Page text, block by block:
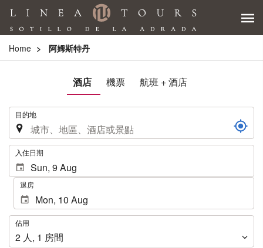
Home 阿姆斯特丹
酒店 機票 航班 + 酒店
. 目的地
. 入住日期
退房
佔
用
佔用
2 人, 1 房間